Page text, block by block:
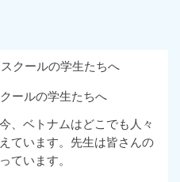
ールの学生たちへ
、ベトナムはどこでも人々
ています。先生は皆さんの
ています。